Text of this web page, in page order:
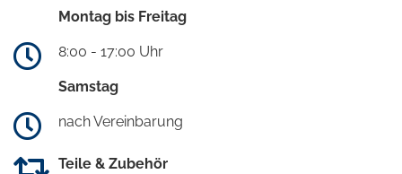
Montag bis Freitag
8:00 - 17:00 Uhr
Samstag
nach Vereinbarung
Teile & Zubehör